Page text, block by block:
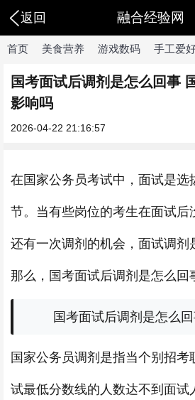
返回 融合经验网
首页 美食营养 游戏数码 手工爱
国考面试后调剂是怎么回事
影响吗
2026-04-22 21:16:57
在国家公务员考试中，面试是选
节。当有些岗位的考生在面试后
还有一次调剂的机会，面试调剂
那么，国考面试后调剂是怎么回
国考面试后调剂是怎么回
国家公务员调剂是指当个别招
试最低分数线的人数达不到面试